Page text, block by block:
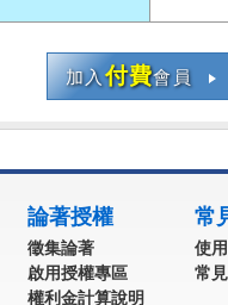
加入付費會員
論著授權
徵集論著
啟用授權專區
權利金計算說明
常
使
常